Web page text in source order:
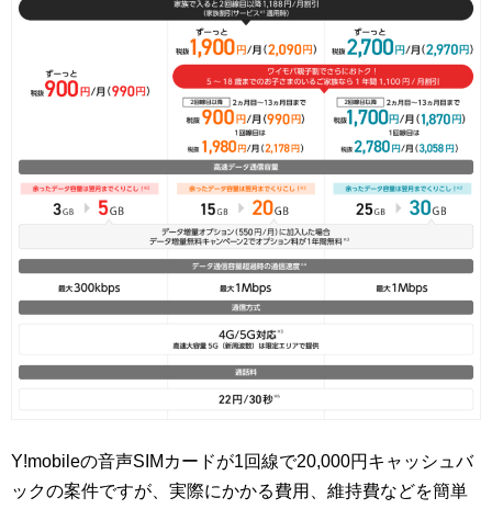
Y!mobileの音声SIMカードが1回線で20,000円キャッシュバ
ックの案件ですが、実際にかかる費用、維持費などを簡単